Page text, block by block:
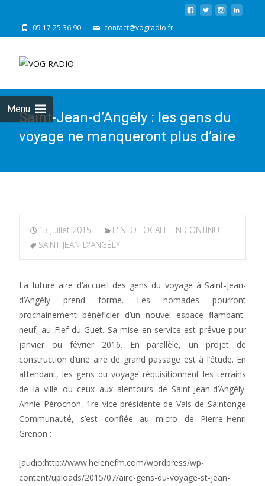
05 17 25 36 90 contact@vogradio.fr
Menu
Saint-Jean-d’Angély : les gens du
voyage ne manqueront plus d’aire
13 juillet 2015
L'INFO LOCALE EN CONTINU
SAINT-JEAN-D'ANGÉLY
La future aire d’accueil des gens du voyage à Saint-Jean-
d’Angély prend forme. Les nomades pourront
prochainement bénéficier d’un nouvel espace flambant-
neuf, au Fief du Guet. Sa mise en service est prévue pour
janvier ou février 2016. En parallèle, un projet de
construction d’une aire de grand passage est à l’étude. En
attendant, les gens du voyage réquisitionnent les terrains
de la ville ou ceux aux alentours de Saint-Jean-d’Angély.
Annie Pérochon, 1re vice-présidente de Vals de Saintonge
Communauté, s’est confiée au micro de Pierre-Henri
Grenon :
[audio:http://www.helenefm.com/wordpress/wp-
content/uploads/2015/07/aire-gens-du-voyage-st-jean-